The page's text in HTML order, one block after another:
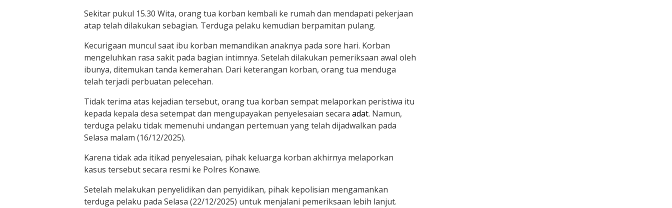
Sekitar pukul 15.30 Wita, orang tua korban kembali ke rumah dan mendapati pekerjaan
atap telah dilakukan sebagian. Terduga pelaku kemudian berpamitan pulang.
Kecurigaan muncul saat ibu korban memandikan anaknya pada sore hari. Korban
mengeluhkan rasa sakit pada bagian intimnya. Setelah dilakukan pemeriksaan awal oleh
ibunya, ditemukan tanda kemerahan. Dari keterangan korban, orang tua menduga
telah terjadi perbuatan pelecehan.
Tidak terima atas kejadian tersebut, orang tua korban sempat melaporkan peristiwa itu
kepada kepala desa setempat dan mengupayakan penyelesaian secara adat. Namun,
terduga pelaku tidak memenuhi undangan pertemuan yang telah dijadwalkan pada
Selasa malam (16/12/2025).
Karena tidak ada itikad penyelesaian, pihak keluarga korban akhirnya melaporkan
kasus tersebut secara resmi ke Polres Konawe.
Setelah melakukan penyelidikan dan penyidikan, pihak kepolisian mengamankan
terduga pelaku pada Selasa (22/12/2025) untuk menjalani pemeriksaan lebih lanjut.